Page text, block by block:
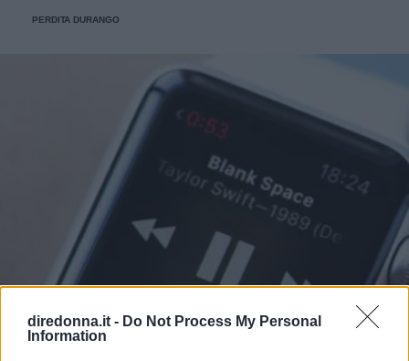
diredonna.it - Do Not Process My Personal
Information
PERDITA DURANGO